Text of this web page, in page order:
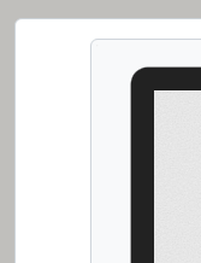
[Pièce] C-
[Pièce] C-
[Pièce] C-
[Pièce] C-
[Pièce] C-
[Pièce] C-
[Pièce] C-